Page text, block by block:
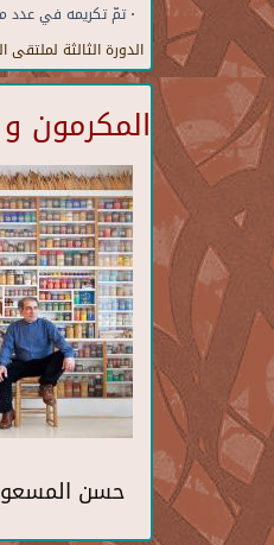
· تمّتكريمه فيعدد
الدورة الثالثة
المكرمون
حسن